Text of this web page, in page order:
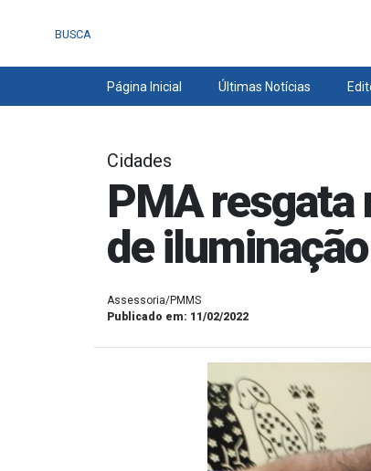
BUSCA
Página Inicial Últimas Notícias
Cidades
PMA
de
Assessoria/PMMS
Publicado em: 11/02/2022